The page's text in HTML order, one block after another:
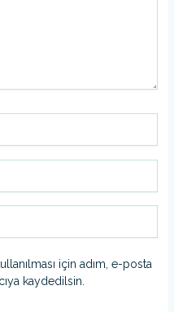
için adım, e-posta
kaydedilsin.